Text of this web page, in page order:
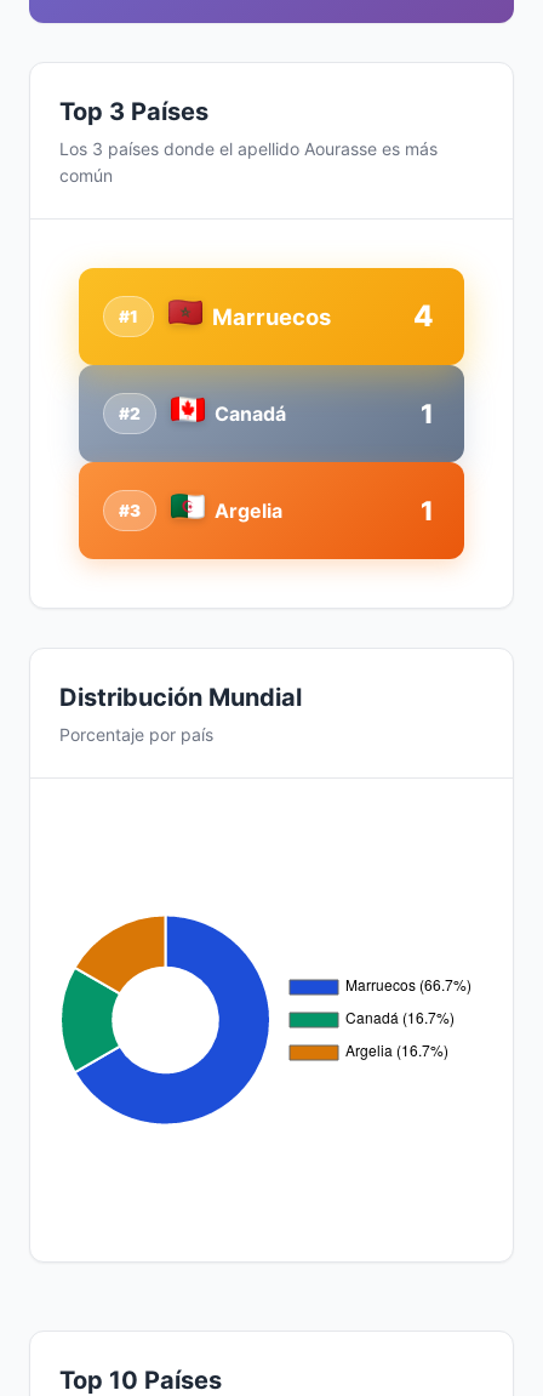
Top 3 Países
Los 3 países donde el apellido Aourasse es más
común
#2 Canadá 1
#1 Marruecos 4
#3 Argelia 1
Distribución Mundial
Porcentaje por país
Top 10 Países